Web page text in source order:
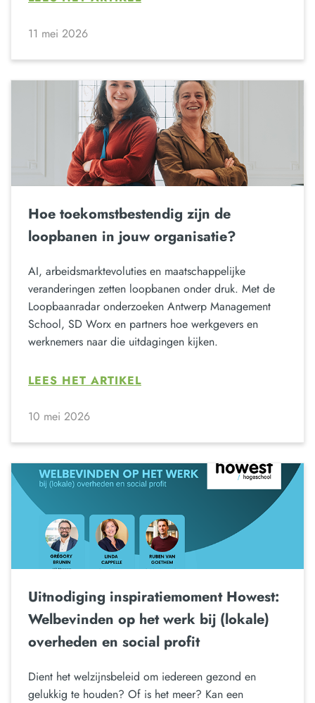
11 mei 2026
Hoe toekomstbestendig zijn de
loopbanen in jouw organisatie?
AI, arbeidsmarktevoluties en maatschappelijke
veranderingen zetten loopbanen onder druk. Met de
Loopbaanradar onderzoeken Antwerp Management
School, SD Worx en partners hoe werkgevers en
werknemers naar die uitdagingen kijken.
LEES HET ARTIKEL
10 mei 2026
Uitnodiging inspiratiemoment Howest:
Welbevinden op het werk bij (lokale)
overheden en social profit
Dient het welzijnsbeleid om iedereen gezond en
gelukkig te houden? Of is het meer? Kan een